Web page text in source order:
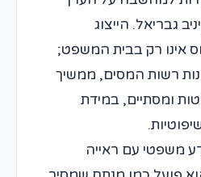
גבריאל. הייצוג
אינו רק בבית המשפט;
רשות המסים, ממשיך
ומסתיים, במידת
משפטי עם ראייה